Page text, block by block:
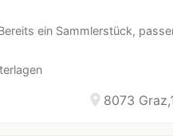
ein Sammlerstück,
location_on 8073